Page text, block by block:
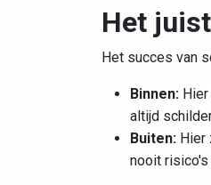
Het
Het succes van
Binnen:
altijd
Buiten: Hier
nooit